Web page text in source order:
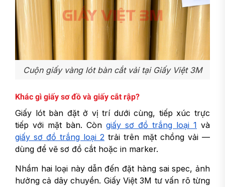
Cuộn giấy vàng lót bàn cắt vải tại Giấy Việt 3M
Khác gì giấy sơ đồ và giấy cắt rập?
Giấy lót bàn đặt ở vị trí dưới cùng, tiếp xúc trực
tiếp với mặt bàn. Còn giấy sơ đồ trắng loại 1 và
giấy sơ đồ trắng loại 2 trải trên mặt chồng vải —
dùng để vẽ sơ đồ cắt hoặc in marker.
Nhầm hai loại này dẫn đến đặt hàng sai spec, ảnh
hưởng cả dây chuyền. Giấy Việt 3M tư vấn rõ từng